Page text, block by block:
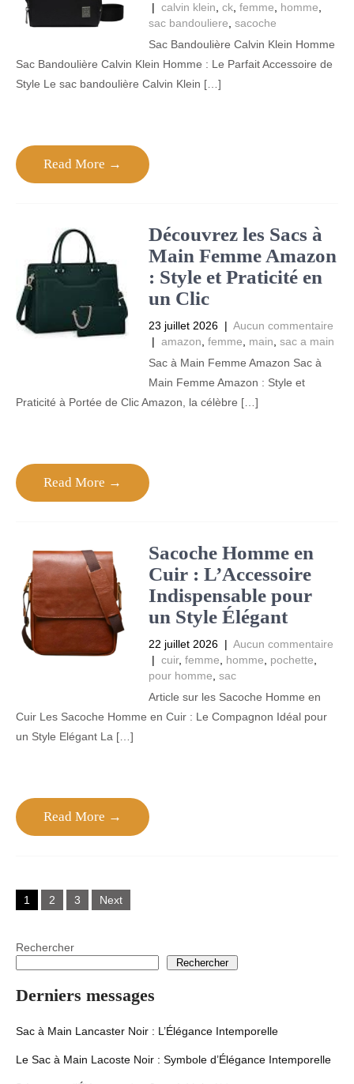
| calvin klein ck, femme homme
sac bandouliere sacoche
Sac Bandoulière Calvin Klein Homme
Sac Bandoulière Calvin Klein Homme : Le Parfait Accessoire de
Style Le sac bandoulière Calvin Klein […]
Read More →
Découvrez les Sacs à
Main Femme Amazon
: Style et Praticité en
un Clic
23 juillet 2026 | Aucun commentaire
| amazon femme main sac a main
Sac à Main Femme Amazon Sac à
Main Femme Amazon : Style et
Praticité à Portée de Clic Amazon, la célèbre […]
Read More →
Sacoche Homme en
Cuir : L’Accessoire
Indispensable pour
un Style Élégant
22 juillet 2026 | Aucun commentaire
| cuir, femme homme pochette
pour homme sac
Article sur les Sacoche Homme en
Cuir Les Sacoche Homme en Cuir : Le Compagnon Idéal pour
un Style Elégant La […]
Read More →
Posts
navigation
1 2 3 Next
Rechercher
Rechercher
Derniers messages
Sac à Main Lancaster Noir : L’Élégance Intemporelle
Le Sac à Main Lacoste Noir : Symbole d’Élégance Intemporelle